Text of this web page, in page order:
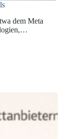
dem Meta